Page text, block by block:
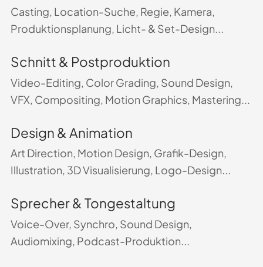
Casting, Location-Suche, Regie, Kamera,
Produktionsplanung, Licht- & Set-Design...
Schnitt & Postproduktion
Video-Editing, Color Grading, Sound Design,
VFX, Compositing, Motion Graphics, Mastering...
Design & Animation
Art Direction, Motion Design, Grafik-Design,
Illustration, 3D Visualisierung, Logo-Design...
Sprecher & Tongestaltung
Voice-Over, Synchro, Sound Design,
Audiomixing, Podcast-Produktion...